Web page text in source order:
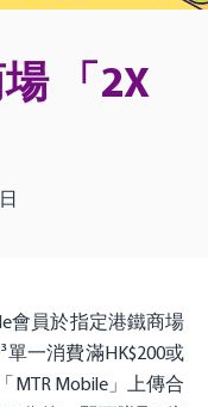
「2X
會員於指定港鐵商場
一消費滿HK$200或
MTR Mobile」上傳合